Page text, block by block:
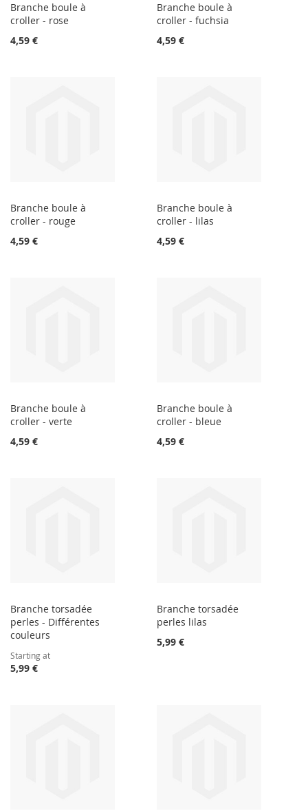
Branche boule à
croller - rose
4,59 €
Branche boule à
croller - fuchsia
4,59 €
Branche boule à
croller - rouge
4,59 €
Branche boule à
croller - lilas
4,59 €
Branche boule à
croller - verte
4,59 €
Branche boule à
croller - bleue
4,59 €
Branche torsadée
perles - Différentes
couleurs
Starting at
5,99 €
Branche torsadée
perles lilas
5,99 €